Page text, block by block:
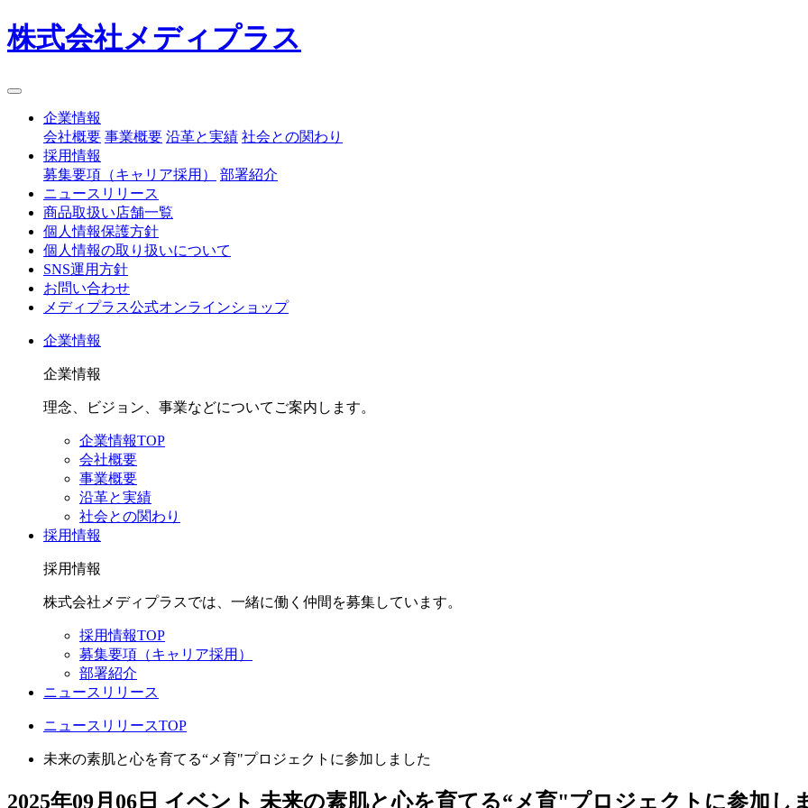
株式会社メディプラス
企業情報
会社概要 事業概要 沿革と実績 社会との関わり
採用情報
募集要項（キャリア採用）
部署紹介
ニュースリリース
商品取扱い店舗一覧
個人情報保護方針
個人情報の取り扱いについて
SNS運用方針
お問い合わせ
メディプラス公式オンラインショップ
企業情報
企業情報
理念、ビジョン、事業などについてご案内します。
企業情報TOP
会社概要
事業概要
沿革と実績
社会との関わり
採用情報
採用情報
株式会社メディプラスでは、一緒に働く仲間を募集しています。
採用情報TOP
募集要項（キャリア採用）
部署紹介
ニュースリリース
ニュースリリースTOP
未来の素肌と心を育てる“メ育"プロジェクトに参加しました
2025年09月06日 イベント 未来の素肌と心を育てる“メ育"プロジェクトに参加し